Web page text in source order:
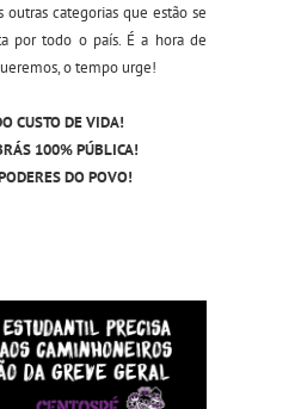
outras categorias que estão se
por todo o país. É a hora de
o tempo urge!
CUSTO DE VIDA!
100% PÚBLICA!
DO POVO!